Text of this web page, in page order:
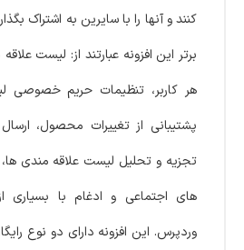
کنند و آنها را با سایرین به اشتراک
برتر این افزونه عبارتند از: لیست
هر کاربر، تنظیمات حریم خصوصی
پشتیبانی از تغییرات محصول،
تجزیه و تحلیل لیست علاقه مندی ها،
های اجتماعی و ادغام با بسیاری
وردپرس. این افزونه دارای دو نوع